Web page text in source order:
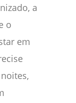
a
o
em